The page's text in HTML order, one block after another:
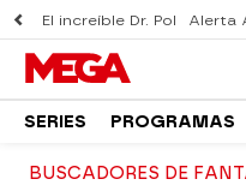
El increíble Dr. Pol Alerta
SERIES PROGRAMAS
BUSCADORES DE